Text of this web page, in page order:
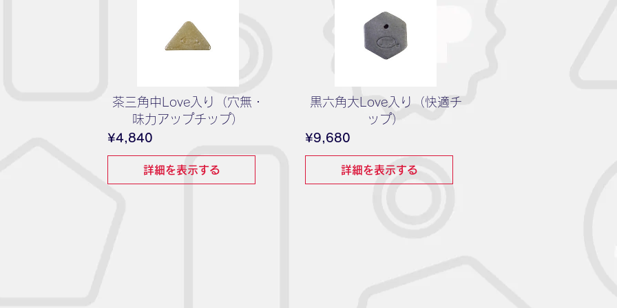
茶三角中Love入り（穴無・
味力アップチップ）
¥4,840
格
詳細を表示する
黒六角大Love入り（快適チ
ップ）
¥9,680
格
詳細を表示する